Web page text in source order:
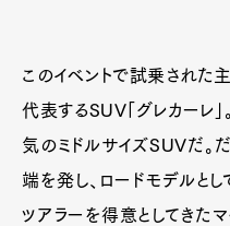
Official
このイベントで試乗された
代表するSUV「グレカーレ」
気のミドルサイズSUVだ。
端を発し、ロードモデルと
ツアラーを得意としてきた